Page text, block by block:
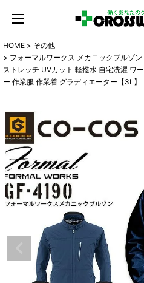
HOME
その他
フォーマルワークス メカニックブルゾ
ストレッチ UVカット 軽撥水 自宅洗濯 ワ
ー 作業服 作業着 グラディエーター【3L】